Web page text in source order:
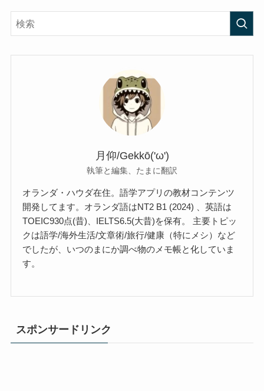
月仰/Gekkō('ω')
執筆と編集、たまに翻訳
オランダ・ハウダ在住。語学アプリの教材コンテンツ
開発してます。オランダ語はNT2 B1 (2024) 、英語は
TOEIC930点(昔)、IELTS6.5(大昔)を保有。 主要トピッ
クは語学/海外生活/文章術/旅行/健康（特にメシ）など
でしたが、いつのまにか調べ物のメモ帳と化していま
す。
スポンサードリンク